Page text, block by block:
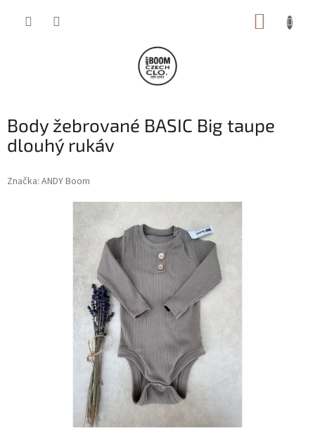
Body žebrované BASIC Big taupe
dlouhý rukáv
Značka: ANDY Boom